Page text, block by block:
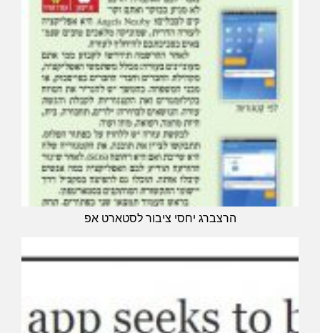
הרצברג יחסי ציבור לסטארט אפ